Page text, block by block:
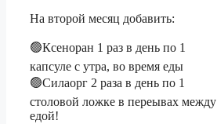
На второй месяц добавить:
🟢Ксеноран 1 раз в день по 1
капсуле с утра, во время еды
🟢Силаорг 2 раза в день по 1
столовой ложке в переывах между
едой!